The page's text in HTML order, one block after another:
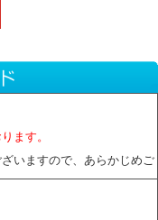
ます。
いますので、あらかじめご